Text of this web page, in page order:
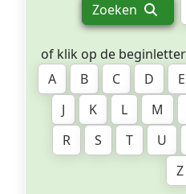
Zoeken
of klik op de
A
B C D E
J
K L M
R
S T U
Z